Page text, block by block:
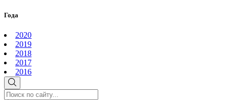
Года
2020
2019
2018
2017
2016